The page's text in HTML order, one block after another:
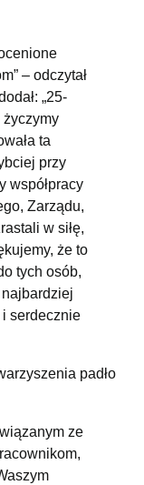
– odczytał
„25-
życzymy
ta
przy
współpracy
Zarządu,
w siłę,
że to
tych osób,
serdecznie
padło
ze